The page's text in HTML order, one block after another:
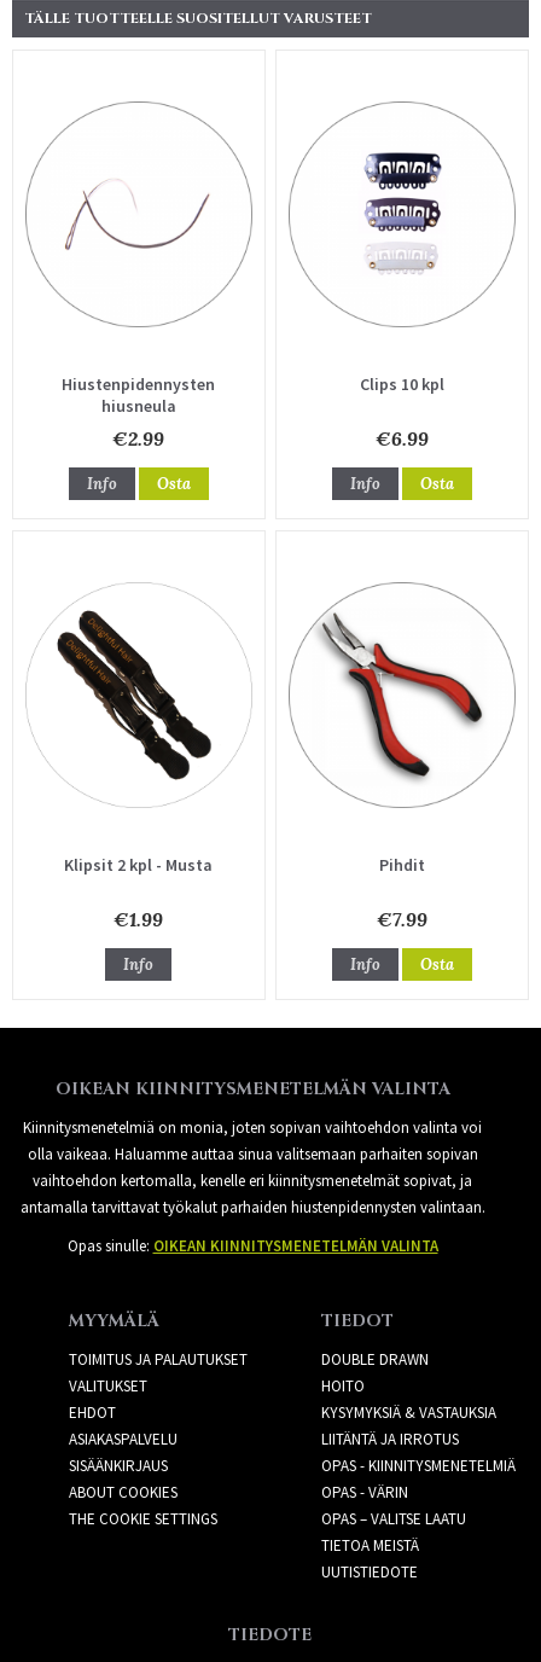
TÄLLE TUOTTEELLE SUOSITELLUT VARUSTEET
Hiustenpidennysten
hiusneula
€2.99
Info Osta
Clips 10 kpl
€6.99
Info Osta
Klipsit 2 kpl - Musta
€1.99
Info
Pihdit
€7.99
Info Osta
OIKEAN KIINNITYSMENETELMÄN VALINTA
Kiinnitysmenetelmiä on monia, joten sopivan vaihtoehdon valinta voi
olla vaikeaa. Haluamme auttaa sinua valitsemaan parhaiten sopivan
vaihtoehdon kertomalla, kenelle eri kiinnitysmenetelmät sopivat, ja
antamalla tarvittavat työkalut parhaiden hiustenpidennysten valintaan.
Opas sinulle: OIKEAN KIINNITYSMENETELMÄN VALINTA
MYYMÄLÄ
TOIMITUS JA PALAUTUKSET
VALITUKSET
EHDOT
ASIAKASPALVELU
SISÄÄNKIRJAUS
ABOUT COOKIES
THE COOKIE SETTINGS
TIEDOT
DOUBLE DRAWN
HOITO
KYSYMYKSIÄ & VASTAUKSIA
LIITÄNTÄ JA IRROTUS
OPAS - KIINNITYSMENETELMIÄ
OPAS - VÄRIN
OPAS – VALITSE LAATU
TIETOA MEISTÄ
UUTISTIEDOTE
TIEDOTE